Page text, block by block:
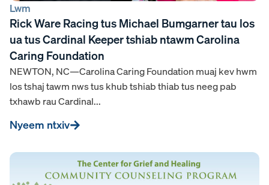
Lwm
Rick Ware Racing tus Michael Bumgarner tau los
ua tus Cardinal Keeper tshiab ntawm Carolina
Caring Foundation
NEWTON, NC—Carolina Caring Foundation muaj kev hwm
los tshaj tawm nws tus khub tshiab thiab tus neeg pab
txhawb rau Cardinal...
Nyeem ntxiv